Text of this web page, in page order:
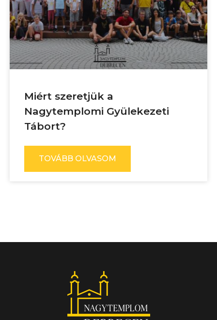
Miért szeretjük a
Nagytemplomi Gyülekezeti
Tábort?
TOVÁBB OLVASOM